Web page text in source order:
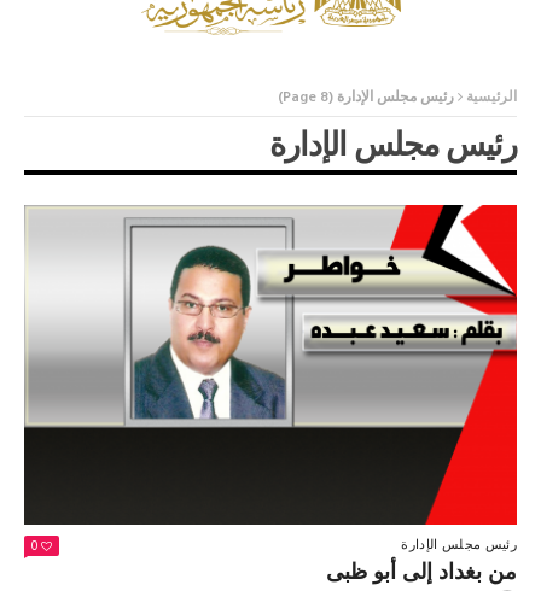
الرئيسية رئيس مجلس الإدارة(Page 8)
رئيس مجلس الإدارة
رئيس مجلس الإدارة 0
من بغداد إلى أبو ظبى